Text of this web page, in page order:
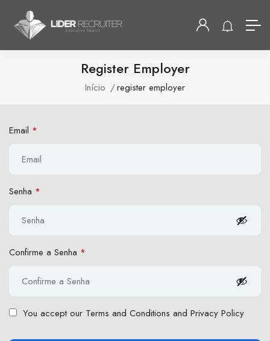
Register Employer
Início register employer
Email *
Senha *
Confirme a Senha *
You accept our Terms and Conditions and Privacy Policy